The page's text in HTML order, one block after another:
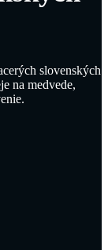
slovenských
na medvede,